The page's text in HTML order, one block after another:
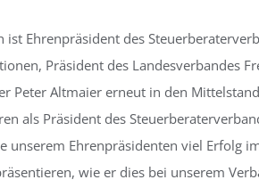
ist Ehrenpräsident des
Präsident des Landesverbandes
Peter Altmaier erneut in den
als Präsident des
unserem Ehrenpräsidenten viel Erfolg
wie er dies bei unserem